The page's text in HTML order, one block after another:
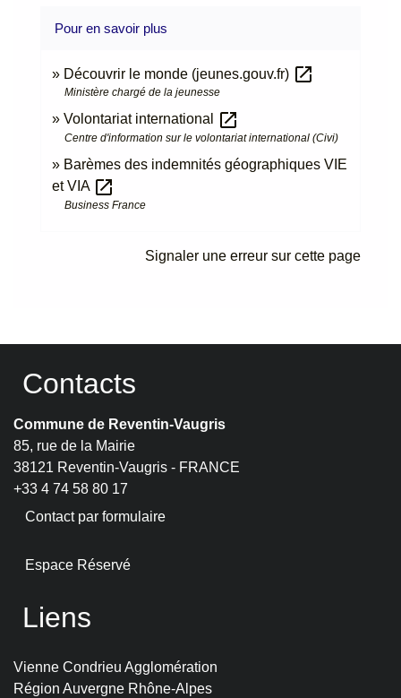
Pour en savoir plus
Découvrir le monde (jeunes.gouv.fr) open_in_new
Ministère chargé de la jeunesse
Volontariat international open_in_new
Centre d'information sur le volontariat international (Civi)
Barèmes des indemnités géographiques VIE
et VIA open_in_new
Business France
Signaler une erreur sur cette page
Contacts
Commune de Reventin-Vaugris
85, rue de la Mairie
38121 Reventin-Vaugris - FRANCE
+33 4 74 58 80 17
Contact par formulaire
Espace Réservé
Liens
Vienne Condrieu Agglomération
Région Auvergne Rhône-Alpes